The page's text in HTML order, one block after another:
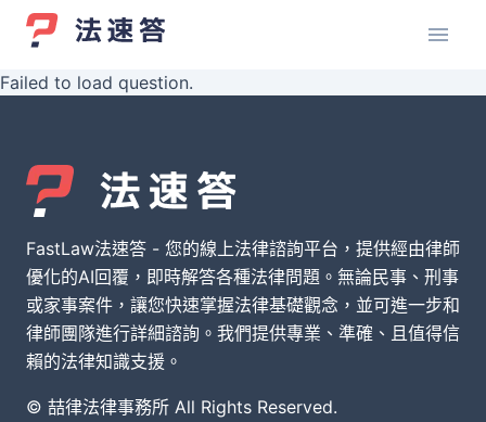
Failed to load question.
FastLaw法速答 - 您的線上法律諮詢平台，提供經由律師
優化的AI回覆，即時解答各種法律問題。無論民事、刑事
或家事案件，讓您快速掌握法律基礎觀念，並可進一步和
律師團隊進行詳細諮詢。我們提供專業、準確、且值得信
賴的法律知識支援。
© 喆律法律事務所 All Rights Reserved.